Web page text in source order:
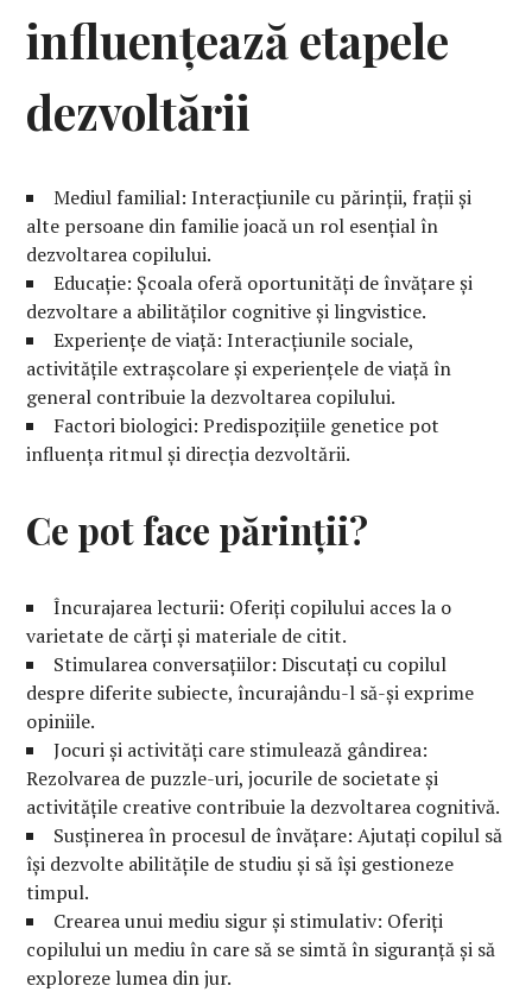
influențează etapele
dezvoltării
Mediul familial: Interacțiunile cu părinții, frații și
alte persoane din familie joacă un rol esențial în
dezvoltarea copilului.
Educație: Școala oferă oportunități de învățare și
dezvoltare a abilităților cognitive și lingvistice.
Experiențe de viață: Interacțiunile sociale,
activitățile extrașcolare și experiențele de viață în
general contribuie la dezvoltarea copilului.
Factori biologici: Predispozițiile genetice pot
influența ritmul și direcția dezvoltării.
Ce pot face părinții?
Încurajarea lecturii: Oferiți copilului acces la o
varietate de cărți și materiale de citit.
Stimularea conversațiilor: Discutați cu copilul
despre diferite subiecte, încurajându-l să-și exprime
opiniile.
Jocuri și activități care stimulează gândirea:
Rezolvarea de puzzle-uri, jocurile de societate și
activitățile creative contribuie la dezvoltarea cognitivă.
Susținerea în procesul de învățare: Ajutați copilul să
își dezvolte abilitățile de studiu și să își gestioneze
timpul.
Crearea unui mediu sigur și stimulativ: Oferiți
copilului un mediu în care să se simtă în siguranță și să
exploreze lumea din jur.